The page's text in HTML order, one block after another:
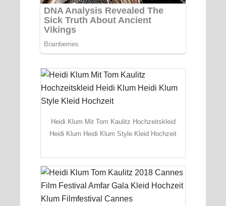
Heidi Klum Mit Tom Kaulitz Hochzeitskleid
Heidi Klum Heidi Klum Style Kleid Hochzeit